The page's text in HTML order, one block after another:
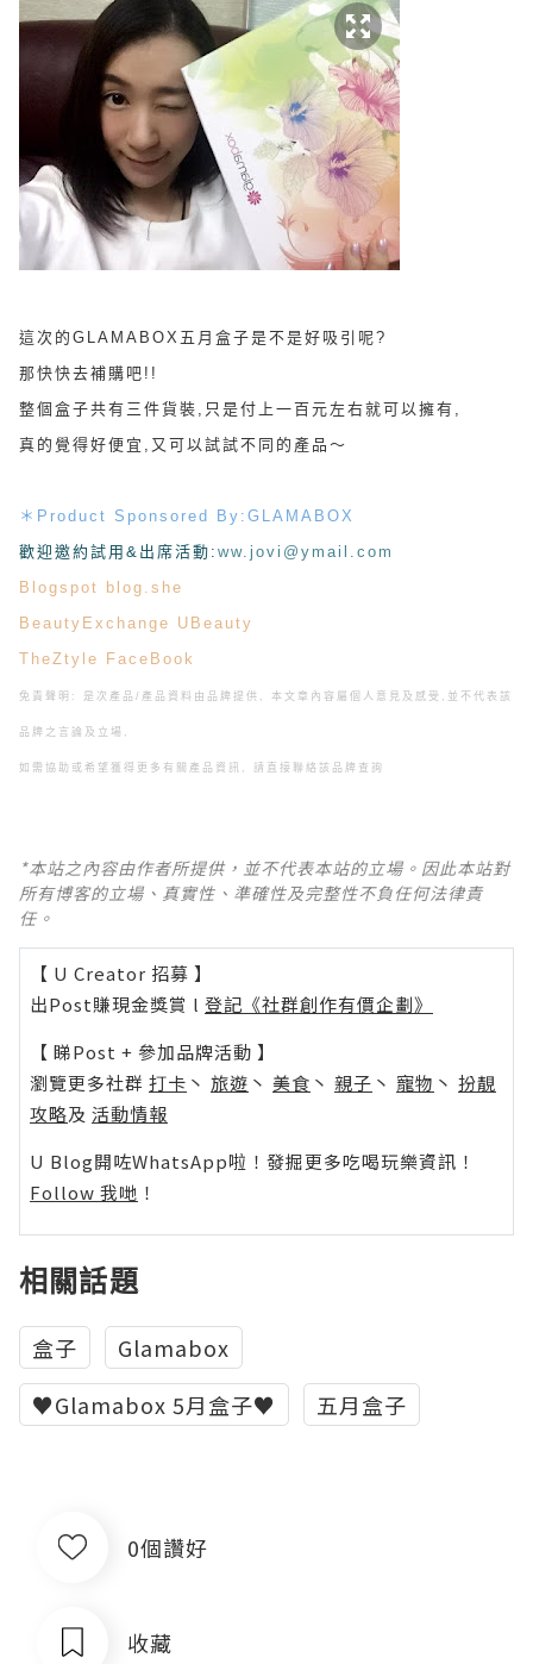
這次的GLAMABOX五月盒子是不是好吸引呢?
那快快去補購吧!!
整個盒子共有三件貨裝,只是付上一百元左右就可以擁有,
真的覺得好便宜,又可以試試不同的產品～
＊ Product Sponsored By:GLAMABOX
歡迎邀約試用&出席活動 : ww.jovi@ymail.com
Blogspot
blog.she
BeautyExchange UBeauty
TheZtyle
FaceBook
免責聲明: 是次產品/產品資料由品牌提供, 本文章內容屬個人意見及感受, 並不代表該
品牌之言論及立場,
如需協助或希望獲得更多有關產品資訊, 請直接聯絡該品牌查詢
*本站之內容由作者所提供，並不代表本站的立場。因此本站對
所有博客的立場、真實性、準確性及完整性不負任何法律責
任。
【 U Creator 招募 】
出Post賺現金獎賞 l 登記《社群創作有價企劃》
【 睇Post + 參加品牌活動 】
瀏覽更多社群 打卡 丶 旅遊 丶 美食 丶 親子 丶 寵物 丶 扮靚
攻略及 活動情報
U Blog開咗WhatsApp啦！發掘更多吃喝玩樂資訊！
Follow 我哋 ！
相關話題
盒子
Glamabox
♥Glamabox 5月盒子♥
五月盒子
0個讚好
收藏